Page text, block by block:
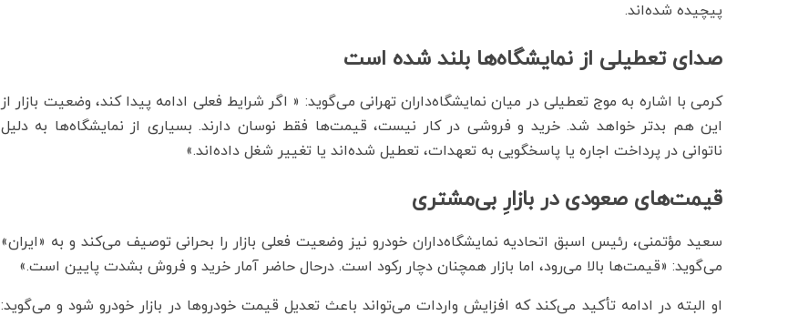
پیچیده شده‌اند.
صدای تعطیلی از نمایشگاه‌ها بلند شده است
کرمی با اشاره به موج تعطیلی در میان نمایشگاه‌داران تهرانی می‌گوید: « اگر شرایط فعلی ادامه پیدا کند، وضعیت بازار از
این هم بدتر خواهد شد. خرید و فروشی در کار نیست، قیمت‌ها فقط نوسان دارند. بسیاری از نمایشگاه‌ها به دلیل
ناتوانی در پرداخت اجاره یا پاسخگویی به تعهدات، تعطیل شده‌اند یا تغییر شغل داده‌اند.»
قیمت‌های صعودی در بازارِ بی‌مشتری
سعید مؤتمنی، رئیس اسبق اتحادیه نمایشگاه‌داران خودرو نیز وضعیت فعلی بازار را بحرانی توصیف می‌کند و به «ایران»
می‌گوید: «قیمت‌ها بالا می‌رود، اما بازار همچنان دچار رکود است. درحال حاضر آمار خرید و فروش بشدت پایین است.»
او البته در ادامه تأکید می‌کند که افزایش واردات می‌تواند باعث تعدیل قیمت خودروها در بازار خودرو شود و می‌گوید: